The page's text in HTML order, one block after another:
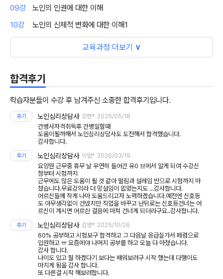
09강
노인의 인권에 대한 이해
10강
노인의 신체적 변화에 대한 이해1
교육과정 더보기 ∨
합격후기
학습자분들이 수강 후 남겨주신 소중한 합격후기입니다.
후기 노인심리상담사 강현* 2026/05/18
간병사자격취득후 간병일할때
도움이될까해서 노인심리상담사도 도전해서 합격했습니다.
감사합니다.
후기 노인심리상담사 이업* 2026/03/19
요양원 근무중 휴무 날 우연히 들어간 유0 브에서 알게 되여 수강신
청부터 시험까지
근무에도 많은 도움이 될 것 같아 떨림과 설레임 반으로 시험까지 마
쳤습니다.무료강의라 더 망설임이 없었는지도 ...감사합니다.
어르신들께 작게 나마 도움드리고자 노력하겠습니다.예전엔 신호등
도 아무생각없이 건넸지만 직업을 바꾸고 난뒤로는 신호등건너는 어
르신이 계시면 어르싄 걸음에 마쳐 건너게 되더라구요..감사합니다.
후기 노인심리상담사 김영* 2025/10/26
60% 공부하고 시험보구 합격하고 그 다음날 응급실가서 페렴으로
입원하고 ㅠ 요즘에야 나머지 공부를 하고 오늘 다 마쳤습니다.
감사 합니다.
나이도 있고 뭘 하겠다기 보다는 배워보려구 시작 했는데 다행이도
마치게 됨을 감사 합니다.
또 다른걸 시작 해보려합니다.